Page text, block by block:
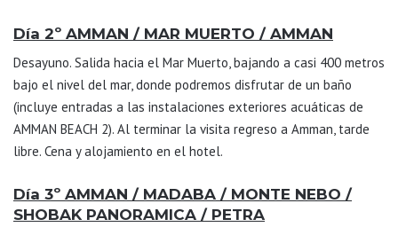
Día 2º AMMAN / MAR MUERTO / AMMAN
Desayuno. Salida hacia el Mar Muerto, bajando a casi 400 metros
bajo el nivel del mar, donde podremos disfrutar de un baño
(incluye entradas a las instalaciones exteriores acuáticas de
AMMAN BEACH 2). Al terminar la visita regreso a Amman, tarde
libre. Cena y alojamiento en el hotel.
Día 3º AMMAN / MADABA / MONTE NEBO /
SHOBAK PANORAMICA / PETRA